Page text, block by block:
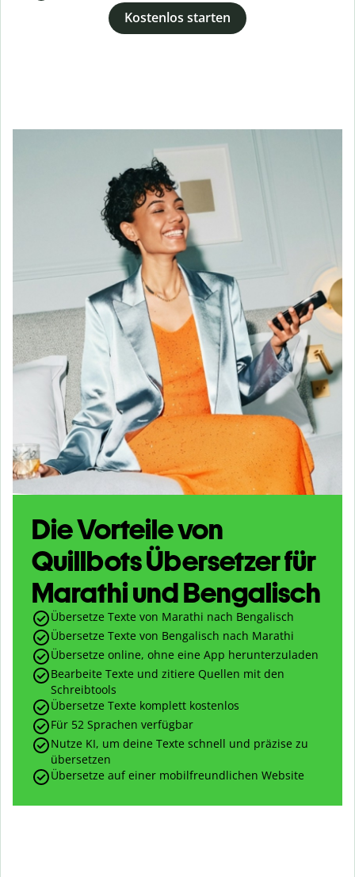
Kostenlos starten
Die Vorteile von
Quillbots Übersetzer für
Marathi und Bengalisch
Übersetze Texte von Marathi nach Bengalisch
Übersetze Texte von Bengalisch nach Marathi
Übersetze online, ohne eine App herunterzuladen
Bearbeite Texte und zitiere Quellen mit den
Schreibtools
Übersetze Texte komplett kostenlos
Für 52 Sprachen verfügbar
Nutze KI, um deine Texte schnell und präzise zu
übersetzen
Übersetze auf einer mobilfreundlichen Website